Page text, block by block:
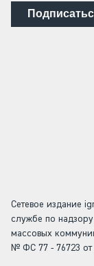
Сетевое издание
службе по
массовых
№ ФС 77 - 76723 от